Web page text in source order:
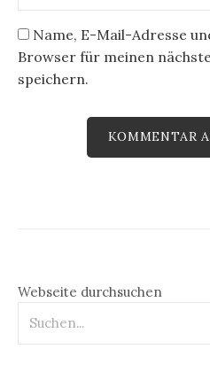
Name, E-Mail-Adresse
Browser für meinen
speichern.
Webseite durchsuchen